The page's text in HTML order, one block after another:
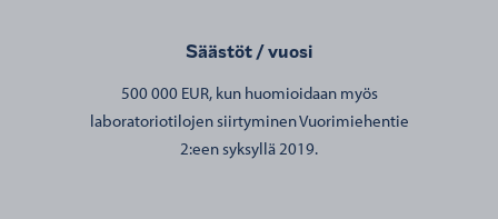
Säästöt / vuosi
500 000 EUR, kun huomioidaan myös
laboratoriotilojen siirtyminen Vuorimiehentie
2:een syksyllä 2019.